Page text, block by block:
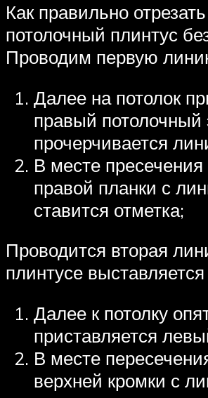
Как правильно отрезать
потолочный плинтус
Проводим первую
Далее на потолок
правый потолочный
прочерчивается
В месте пресечения
правой планки с
ставится отметка;
Проводится вторая
плинтусе
Далее к потолку
приставляется
В месте
верхней кромки с